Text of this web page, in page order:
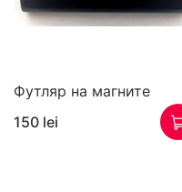
Футляр на магните
150 lei